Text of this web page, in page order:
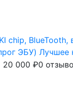
chip, BlueTooth,
ЭБУ) Лучшее
20 000 ₽0